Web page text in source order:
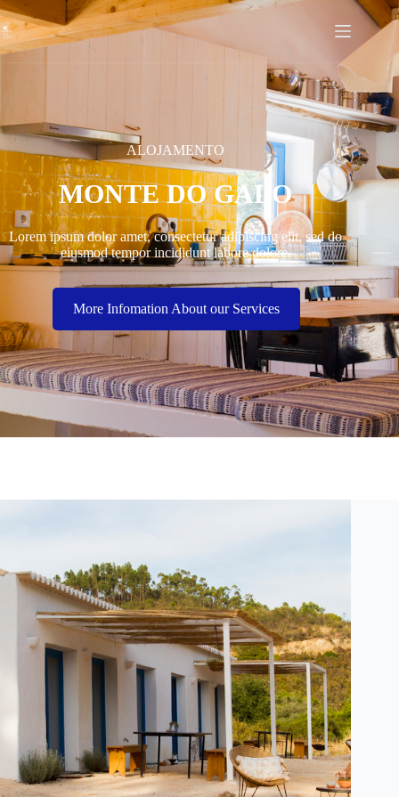
ALOJAMENTO
MONTE DO GALO
Lorem ipsum dolor amet, consectetur adipiscing elit, sed do
eiusmod tempor incididunt labore dolore.
More Infomation About our Services